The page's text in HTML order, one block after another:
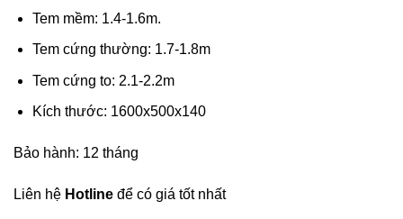
Tem mềm: 1.4-1.6m.
Tem cứng thường: 1.7-1.8m
Tem cứng to: 2.1-2.2m
Kích thước: 1600x500x140
Bảo hành: 12 tháng
Liên hệ Hotline để có giá tốt nhất